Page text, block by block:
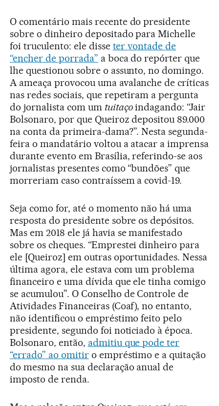
O comentário mais recente do presidente
sobre o dinheiro depositado para Michelle
foi truculento: ele disse ter vontade de
“encher de porrada” a boca do repórter que
lhe questionou sobre o assunto, no domingo.
A ameaça provocou uma avalanche de críticas
nas redes sociais, que repetiram a pergunta
do jornalista com um tuitaçoindagando: “Jair
Bolsonaro, por que Queiroz depositou 89.000
na conta da primeira-dama?”. Nesta segunda-
feira o mandatário voltou a atacar a imprensa
durante evento em Brasília, referindo-se aos
jornalistas presentes como “bundões” que
morreriam caso contraíssem a covid-19.
Seja como for, até o momento não há uma
resposta do presidente sobre os depósitos.
Mas em 2018 ele já havia se manifestado
sobre os cheques. “Emprestei dinheiro para
ele [Queiroz] em outras oportunidades. Nessa
última agora, ele estava com um problema
financeiro e uma dívida que ele tinha comigo
se acumulou”. O Conselho de Controle de
Atividades Financeiras (Coaf), no entanto,
não identificou o empréstimo feito pelo
presidente, segundo foi noticiado à época.
Bolsonaro, então, admitiu que pode ter
“errado” ao omitiro empréstimo e a quitação
do mesmo na sua declaração anual de
imposto de renda.